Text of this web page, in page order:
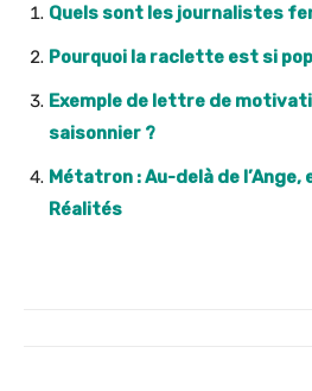
Quels sont les journalistes
Pourquoi la raclette est si
Exemple de lettre de
saisonnier ?
Métatron : Au-delà de
Réalités